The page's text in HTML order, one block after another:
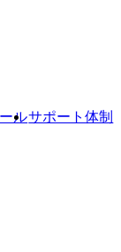
ルサポート体制